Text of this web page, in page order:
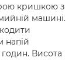
кришкою з
машині.
напій
Висота